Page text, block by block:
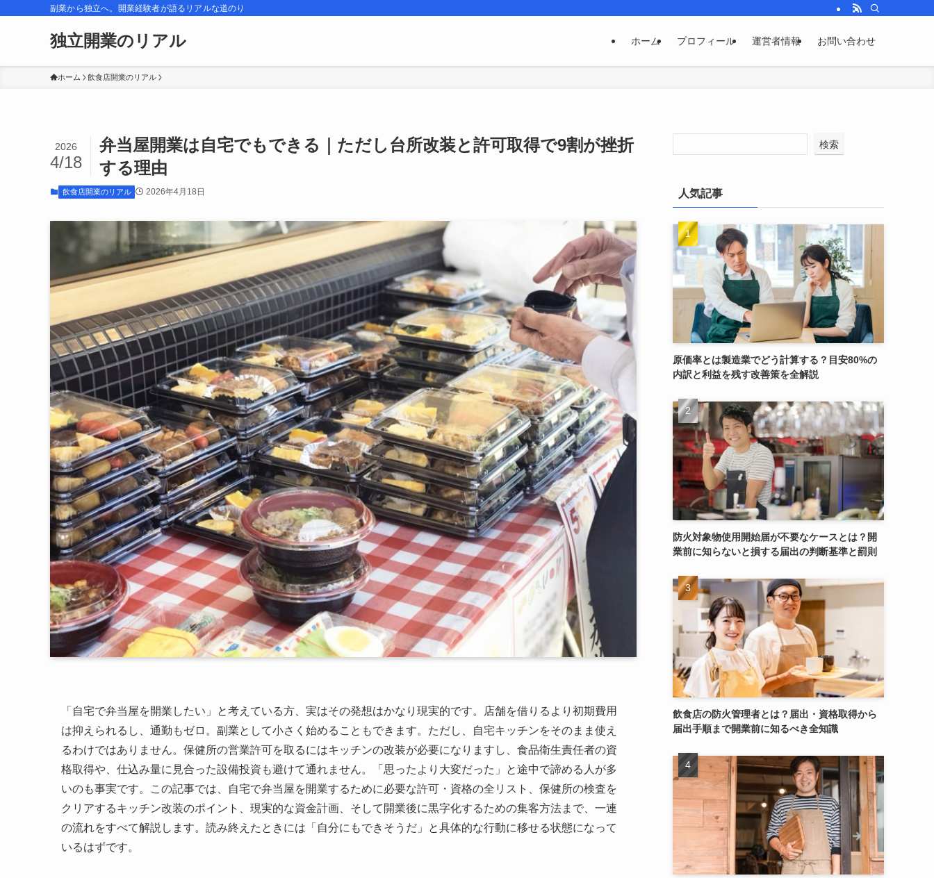
副業から独立へ。開業経験者が語るリアルな道のり
独立開業のリアル ホーム プロフィール 運営者情報 お問い合わせ
ホーム 飲食店開業のリアル
弁当屋開業は自宅でもできる｜ただし台所改装と許可取得で9割が挫折
する理由
2026
4/18
飲食店開業のリアル 2026年4月18日
「自宅で弁当屋を開業したい」と考えている方、実はその発想はかなり現実的です。店舗を借りるより初期費用
は抑えられるし、通勤もゼロ。副業として小さく始めることもできます。ただし、自宅キッチンをそのまま使え
るわけではありません。保健所の営業許可を取るにはキッチンの改装が必要になりますし、食品衛生責任者の資
格取得や、仕込み量に見合った設備投資も避けて通れません。「思ったより大変だった」と途中で諦める人が多
いのも事実です。この記事では、自宅で弁当屋を開業するために必要な許可・資格の全リスト、保健所の検査を
クリアするキッチン改装のポイント、現実的な資金計画、そして開業後に黒字化するための集客方法まで、一連
の流れをすべて解説します。読み終えたときには「自分にもできそうだ」と具体的な行動に移せる状態になって
いるはずです。
検索
人気記事
原価率とは製造業でどう計算する？目安80%の
内訳と利益を残す改善策を全解説
防火対象物使用開始届が不要なケースとは？開
業前に知らないと損する届出の判断基準と罰則
飲食店の防火管理者とは？届出・資格取得から
届出手順まで開業前に知るべき全知識